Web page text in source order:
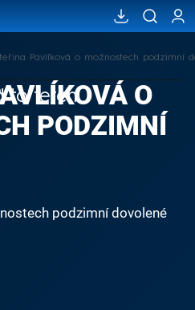
Pavlíková o možnostech podzimní
to fetch
O
PODZIMNÍ
podzimní dovolené